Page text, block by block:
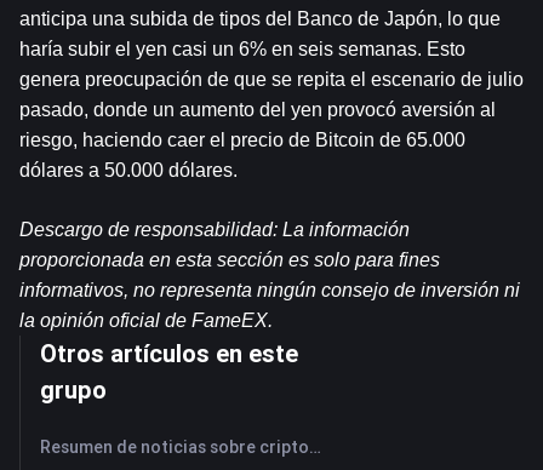
anticipa una subida de tipos del Banco de Japón, lo que
haría subir el yen casi un 6% en seis semanas. Esto
genera preocupación de que se repita el escenario de julio
pasado, donde un aumento del yen provocó aversión al
riesgo, haciendo caer el precio de Bitcoin de 65.000
dólares a 50.000 dólares.
Descargo de responsabilidad: La información
proporcionada en esta sección es solo para fines
informativos, no representa ningún consejo de inversión ni
la opinión oficial de FameEX.
Otros artículos en este
grupo
Resumen de noticias sobre criptomonedas de FameEX de hoy | 7 de agosto de 2026